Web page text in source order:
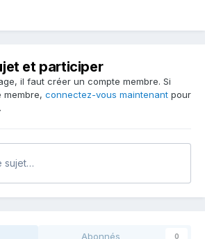
et participer
il faut créer un compte membre. Si
membre, connectez-vous maintenant pour
sujet…
Abonnés 0